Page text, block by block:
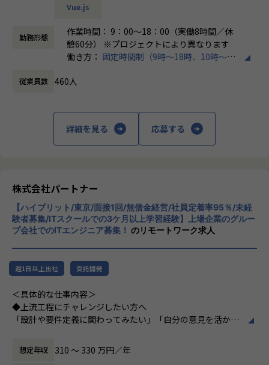
・チャットで気軽に相談OK
└日常的に連絡しやすく、安心して話せる関係性を構築。
・トラブル時は当日中に対応
└問題発生時は営業とアドバイザーが即対応し、迅速に調
整。
・勉強会・交流会を年2回実施
└他案件の社員ともつながれる場を用意。ナレッジ共有も活
＜チーム組織構成＞
入社後は原則2名以上のチームに配属されるため、一人現場
や丸投げはないです。
また、経験値に応じて先輩がフォローに入り、定例MTGやチ
95％（2024年8月時点／1年以内）
▼開発系
・オンラインヨガプラットフォームの要件定義・設計（Rub
y／Vue／AWS）
・自社ECサイトの新規立ち上げ（要件定義～運用／TypeScr
（C#／Python）
▼インフラ系
・ECクラウド基盤設計（AWS／VMware）
・アプリ向けサーバ設計構築（Docker／Azure）
ctive Directory）
Vue.js
勤務形態
作業時間： 9：00～18：00（実働8時間／休
憩60分） ※プロジェクトにより異なります
働き方： 固定時間制（9時～18時、10時～19
時間外労働の有無： 有（月平均20時間）
従業員数 460人
詳細を見る 応募する
株式会社パートナー
【ハイブリット/東京/面接1回/無借金経営/社員定着率95％/未経
験者募集/ITスクールでの3ケ月以上学習経験】上場企業のグルー
プ会社でのITエンジニア募集！ のリモートワーク求人
週1日以上出社 受託開発
＜具体的な仕事内容＞
◆上流工程にチャレンジしたい方へ
「設計や要件定義に関わってみたい」「自分の意見を活かせ
そんな方には700社以上の中からスキルや希望に合う案件を
ご紹介しています。
想定年収 310 〜 330 万円／年